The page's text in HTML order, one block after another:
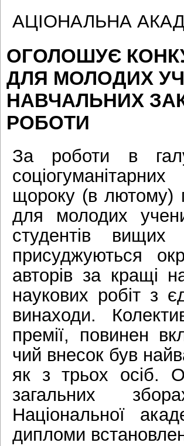
АЦІОНАЛЬНА
ОГОЛОШУЄ
ДЛЯ МОЛОДИХ
НАВЧАЛЬНИХ
РОБОТИ
За роботи в
щороку (в лютому)
для молодих
студентів вищих
присуджуються
авторів за кращі
наукових робіт з
винаходи.
премії, повинен
чий внесок був
як з трьох осіб.
загальних
Національної
дипломи